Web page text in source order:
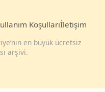
Koşullarıİletişim
en büyük ücretsiz
arşivi.